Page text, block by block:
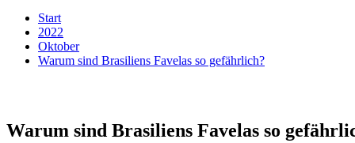
Start
2022
Oktober
Warum sind Brasiliens Favelas so gefährlich?
Warum sind Brasiliens Favelas so